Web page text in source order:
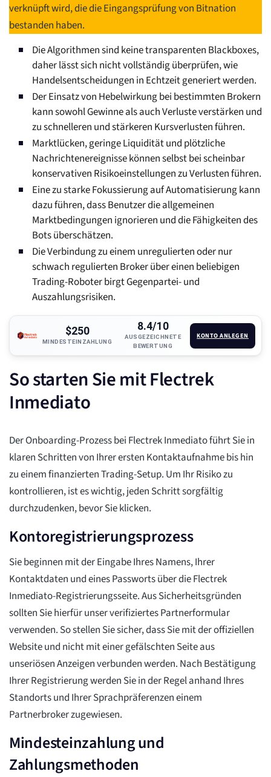
verknüpft wird, die die Eingangsprüfung von Bitnation
bestanden haben.
Die Algorithmen sind keine transparenten Blackboxes,
daher lässt sich nicht vollständig überprüfen, wie
Handelsentscheidungen in Echtzeit generiert werden.
Der Einsatz von Hebelwirkung bei bestimmten Brokern
kann sowohl Gewinne als auch Verluste verstärken und
zu schnelleren und stärkeren Kursverlusten führen.
Marktlücken, geringe Liquidität und plötzliche
Nachrichtenereignisse können selbst bei scheinbar
konservativen Risikoeinstellungen zu Verlusten führen.
Eine zu starke Fokussierung auf Automatisierung kann
dazu führen, dass Benutzer die allgemeinen
Marktbedingungen ignorieren und die Fähigkeiten des
Bots überschätzen.
Die Verbindung zu einem unregulierten oder nur
schwach regulierten Broker über einen beliebigen
Trading-Roboter birgt Gegenpartei- und
Auszahlungsrisiken.
$250
MINDESTEINZAHLUNG
8.4/10
AUSGEZEICHNETE
BEWERTUNG
KONTO ANLEGEN
So starten Sie mit Flectrek
Inmediato
Der Onboarding-Prozess bei Flectrek Inmediato führt Sie in
klaren Schritten von Ihrer ersten Kontaktaufnahme bis hin
zu einem finanzierten Trading-Setup. Um Ihr Risiko zu
kontrollieren, ist es wichtig, jeden Schritt sorgfältig
durchzudenken, bevor Sie klicken.
Kontoregistrierungsprozess
Sie beginnen mit der Eingabe Ihres Namens, Ihrer
Kontaktdaten und eines Passworts über die Flectrek
Inmediato-Registrierungsseite. Aus Sicherheitsgründen
sollten Sie hierfür unser verifiziertes Partnerformular
verwenden. So stellen Sie sicher, dass Sie mit der offiziellen
Website und nicht mit einer gefälschten Seite aus
unseriösen Anzeigen verbunden werden. Nach Bestätigung
Ihrer Registrierung werden Sie in der Regel anhand Ihres
Standorts und Ihrer Sprachpräferenzen einem
Partnerbroker zugewiesen.
Mindesteinzahlung und
Zahlungsmethoden